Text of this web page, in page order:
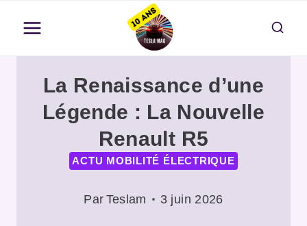
contenu
La Renaissance d’une
Légende : La Nouvelle
Renault R5
ACTU MOBILITÉ ÉLECTRIQUE
Par Teslam 3 juin 2026